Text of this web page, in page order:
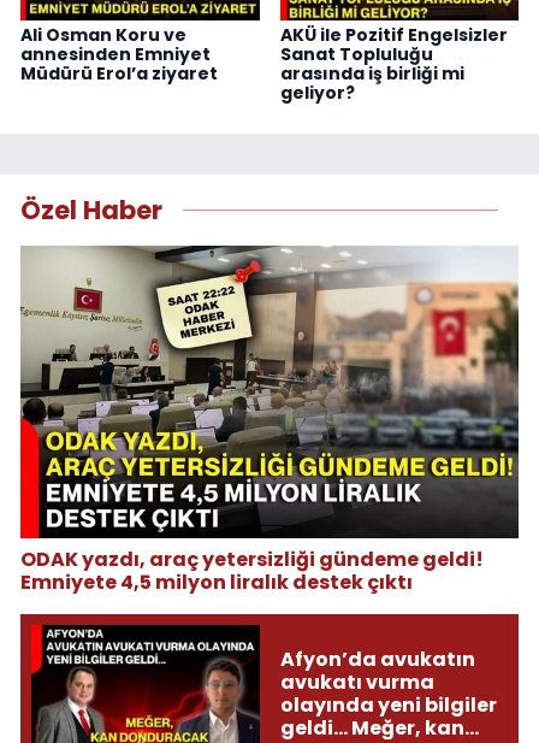
Ali Osman Koru ve
annesinden Emniyet
Müdürü Erol’a ziyaret
AKÜ ile Pozitif Engelsizler
Sanat Topluluğu
arasında iş birliği mi
geliyor?
Özel Haber
ODAK yazdı, araç yetersizliği gündeme geldi!
Emniyete 4,5 milyon liralık destek çıktı
Afyon’da avukatın
avukatı vurma
olayında yeni bilgiler
geldi... Meğer, kan